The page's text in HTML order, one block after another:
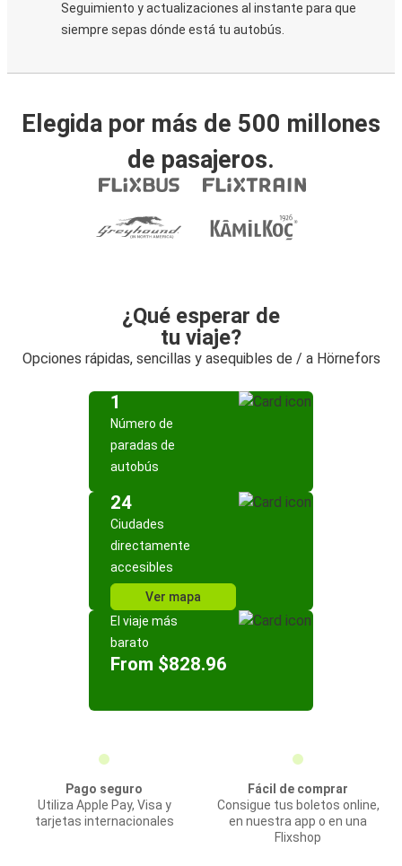
Seguimiento y actualizaciones al instante para que
siempre sepas dónde está tu autobús.
Elegida por más de 500 millones
de pasajeros.
¿Qué esperar de
tu viaje?
Opciones rápidas, sencillas y asequibles de / a Hörnefors
1
Número de
paradas de
autobús
24
Ciudades
directamente
accesibles
Ver mapa
El viaje más
barato
From $828.96
Pago seguro
Utiliza Apple Pay, Visa y
tarjetas internacionales
Fácil de comprar
Consigue tus boletos online,
en nuestra app o en una
Flixshop